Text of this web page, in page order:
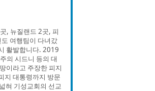
, 뉴질랜드 2곳, 피
여행팀이 다녀갔
활발합니다. 2019
의 시드니 등의 대
이라고 주장한 피지
지 대통령까지 방문
혀 기성교회의 선교